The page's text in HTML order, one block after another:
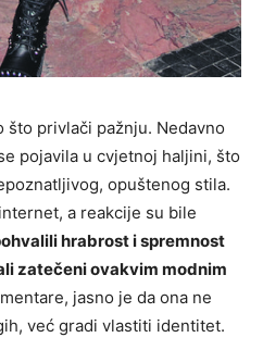
što privlači pažnju. Nedavno
pojavila u cvjetnoj haljini, što
opuštenog stila.
a reakcije su bile
hrabrost i spremnost
zatečeni ovakvim modnim
jasno je da ona ne
već gradi vlastiti identitet.